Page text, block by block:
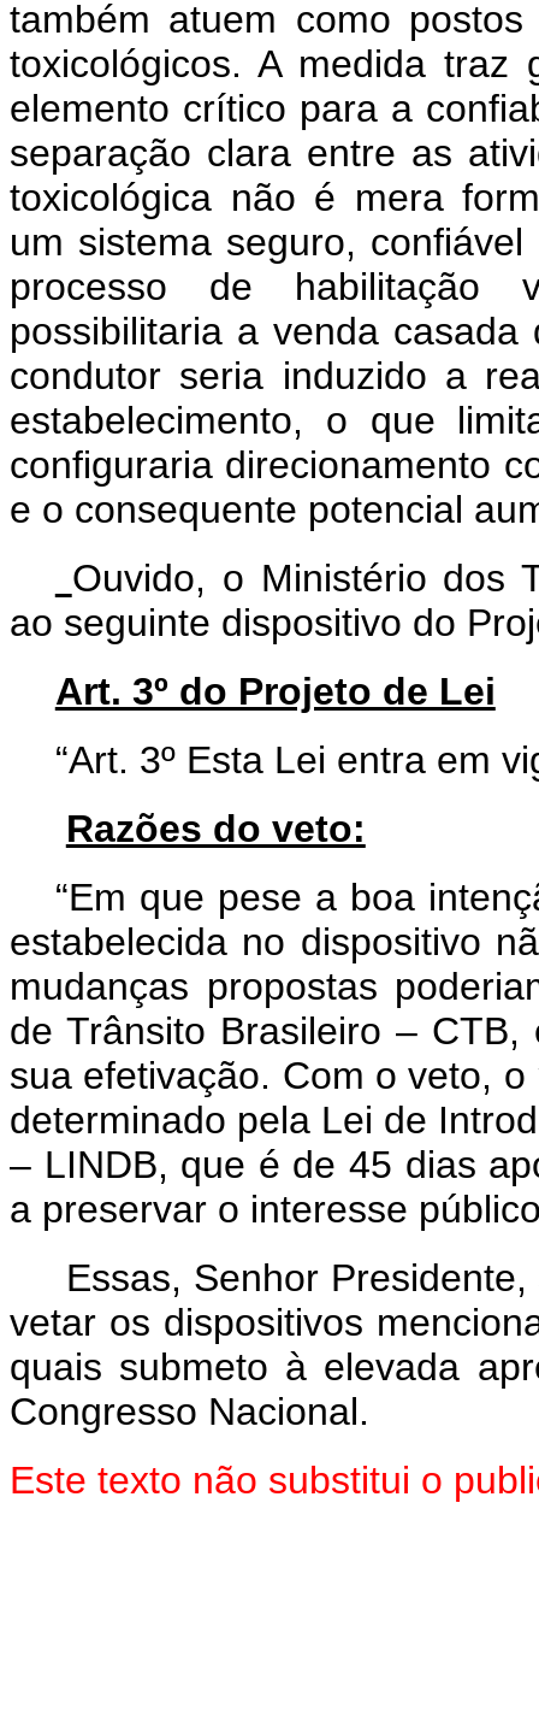
também atuem como
toxicológicos. A medida
elemento crítico para a
separação clara entre as
toxicológica não é mera
um sistema seguro,
processo de habilitação
possibilitaria a venda
condutor seria induzido a
estabelecimento, o que
configuraria direcionamento
e o consequente potencial
Ouvido, o Ministério dos
ao seguinte dispositivo do
Art. 3º do Projeto de Lei
“Art. 3º Esta Lei entra em
Razões do veto:
“Em que pese a boa
estabelecida no dispositivo
mudanças propostas
de Trânsito Brasileiro –
sua efetivação. Com o veto, o
determinado pela Lei de
– LINDB, que é de 45 dias
a preservar o interesse
Essas, Senhor
vetar os dispositivos
quais submeto à elevada
Congresso Nacional.
Este texto não substitui o